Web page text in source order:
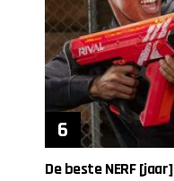
De beste NERF [jaar]